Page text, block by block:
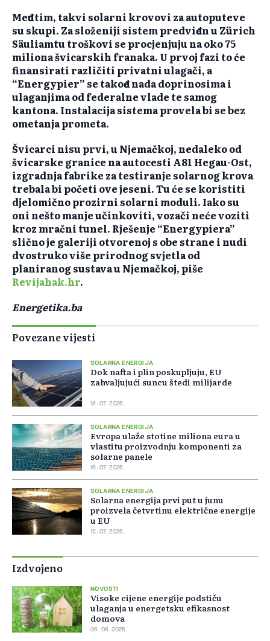
Međutim, takvi solarni krovovi za autoputeve
su skupi. Za složeniji sistem predviđen u Zürich
Säuliamtu troškovi se procjenjuju na oko 75
miliona švicarskih franaka. U prvoj fazi to će
finansirati različiti privatni ulagači, a
“Energypier” se takođe nada doprinosima i
ulaganjima od federalne vlade te samog
kantona. Instalacija sistema provela bi se bez
ometanja prometa.
Švicarci nisu prvi, u Njemačkoj, nedaleko od
švicarske granice na autocesti A81 Hegau-Ost,
izgradnja fabrike za testiranje solarnog krova
trebala bi početi ove jeseni. Tu će se koristiti
djelomično prozirni solarni moduli. Iako su
oni nešto manje učinkoviti, vozači neće voziti
kroz mračni tunel. Rješenje “Energypiera”
slično je galeriji otvorenoj s obe strane i nudi
dvostruko više prirodnog svjetla od
planiranog sustava u Njemačkoj, piše
Revijahak.hr.
Energetika.ba
Povezane vijesti
SOLARNA ENERGIJA
Dok nafta i plin poskupljuju, EU
zahvaljujući suncu štedi milijarde
18. 07. 2026.
SOLARNA ENERGIJA
Evropa ulaže stotine miliona eura u
vlastitu proizvodnju komponenti za
solarne panele
16. 07. 2026.
SOLARNA ENERGIJA
Solarna energija prvi put u junu
proizvela četvrtinu električne energije
u EU
15. 07. 2026.
Izdvojeno
NOVOSTI
Visoke cijene energije podstiču
ulaganja u energetsku efikasnost
domova
06. 08. 2026.